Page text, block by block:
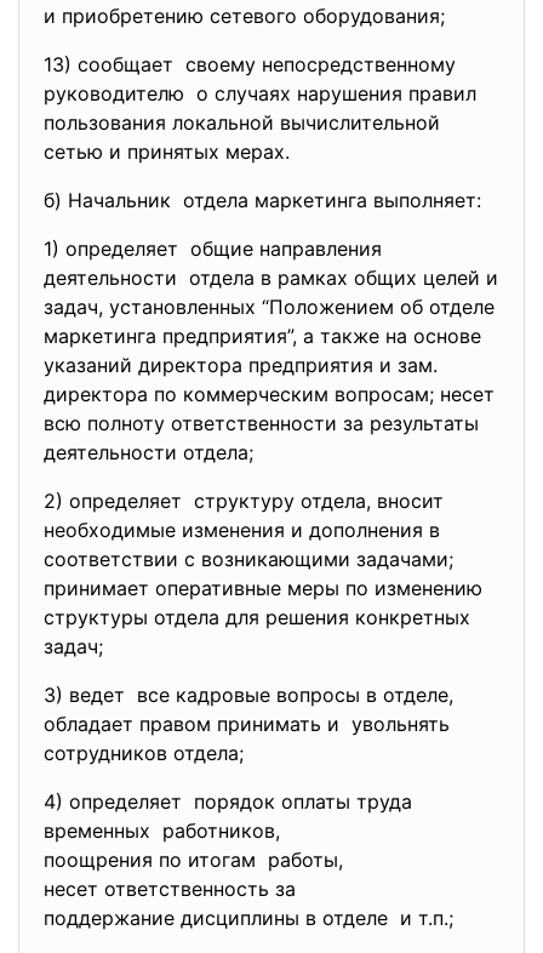
и приобретению сетевого оборудования;
13) сообщает своему непосредственному
руководителю о случаях нарушения правил
пользования локальной вычислительной
сетью и принятых мерах.
б) Начальник отдела маркетинга выполняет:
1) определяет общие направления
деятельности отдела в рамках общих целей и
задач, установленных “Положением об отделе
маркетинга предприятия”, а также на основе
указаний директора предприятия и зам.
директора по коммерческим вопросам; несет
всю полноту ответственности за результаты
деятельности отдела;
2) определяет структуру отдела, вносит
необходимые изменения и дополнения в
соответствии с возникающими задачами;
принимает оперативные меры по изменению
структуры отдела для решения конкретных
задач;
3) ведет все кадровые вопросы в отделе,
обладает правом принимать и увольнять
сотрудников отдела;
4) определяет порядок оплаты труда
временных работников,
поощрения по итогам работы,
несет ответственность за
поддержание дисциплины в отделе и т.п.;